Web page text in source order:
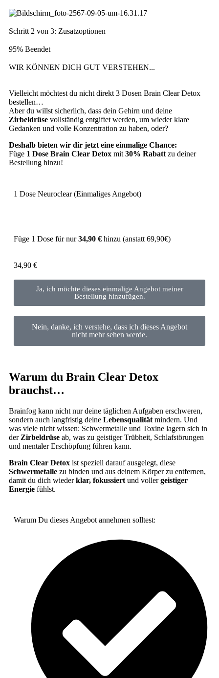
Schritt 2 von 3: Zusatzoptionen
95% Beendet
WIR KÖNNEN DICH GUT VERSTEHEN...
Vielleicht möchtest du nicht direkt 3 Dosen Brain Clear Detox
bestellen…
Aber du willst sicherlich, dass dein Gehirn und deine
Zirbeldrüse vollständig entgiftet werden, um wieder klare
Gedanken und volle Konzentration zu haben, oder?
Deshalb bieten wir dir jetzt eine einmalige Chance:
Füge 1 Dose Brain Clear Detox mit 30% Rabatt zu deiner
Bestellung hinzu!
1 Dose Neuroclear (Einmaliges Angebot)
Füge 1 Dose für nur34,90 € hinzu (anstatt 69,90€)
34,90 €
Ja, ich möchte dieses einmalige Angebot meiner
Bestellung hinzufügen.
Nein, danke, ich verstehe, dass ich dieses Angebot
nicht mehr sehen werde.
Warum du Brain Clear Detox
brauchst…
Brainfog kann nicht nur deine täglichen Aufgaben erschweren,
sondern auch langfristig deine Lebensqualität mindern. Und
was viele nicht wissen: Schwermetalle und Toxine lagern sich in
der Zirbeldrüse ab, was zu geistiger Trübheit, Schlafstörungen
und mentaler Erschöpfung führen kann.
Brain Clear Detox ist speziell darauf ausgelegt, diese
Schwermetalle zu binden und aus deinem Körper zu entfernen,
damit du dich wiederklar, fokussiert und vollergeistiger
Energie fühlst.
Warum Du dieses Angebot annehmen solltest: